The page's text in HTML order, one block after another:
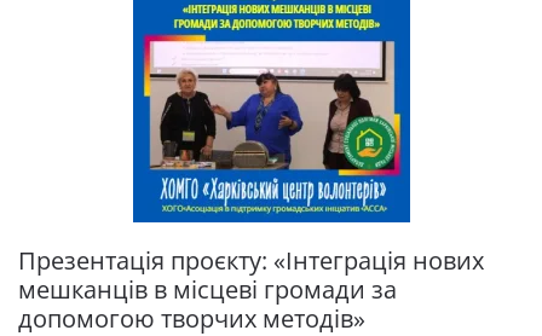
Презентація проєкту: «Інтеграція нових
мешканців в місцеві громади за
допомогою творчих методів»